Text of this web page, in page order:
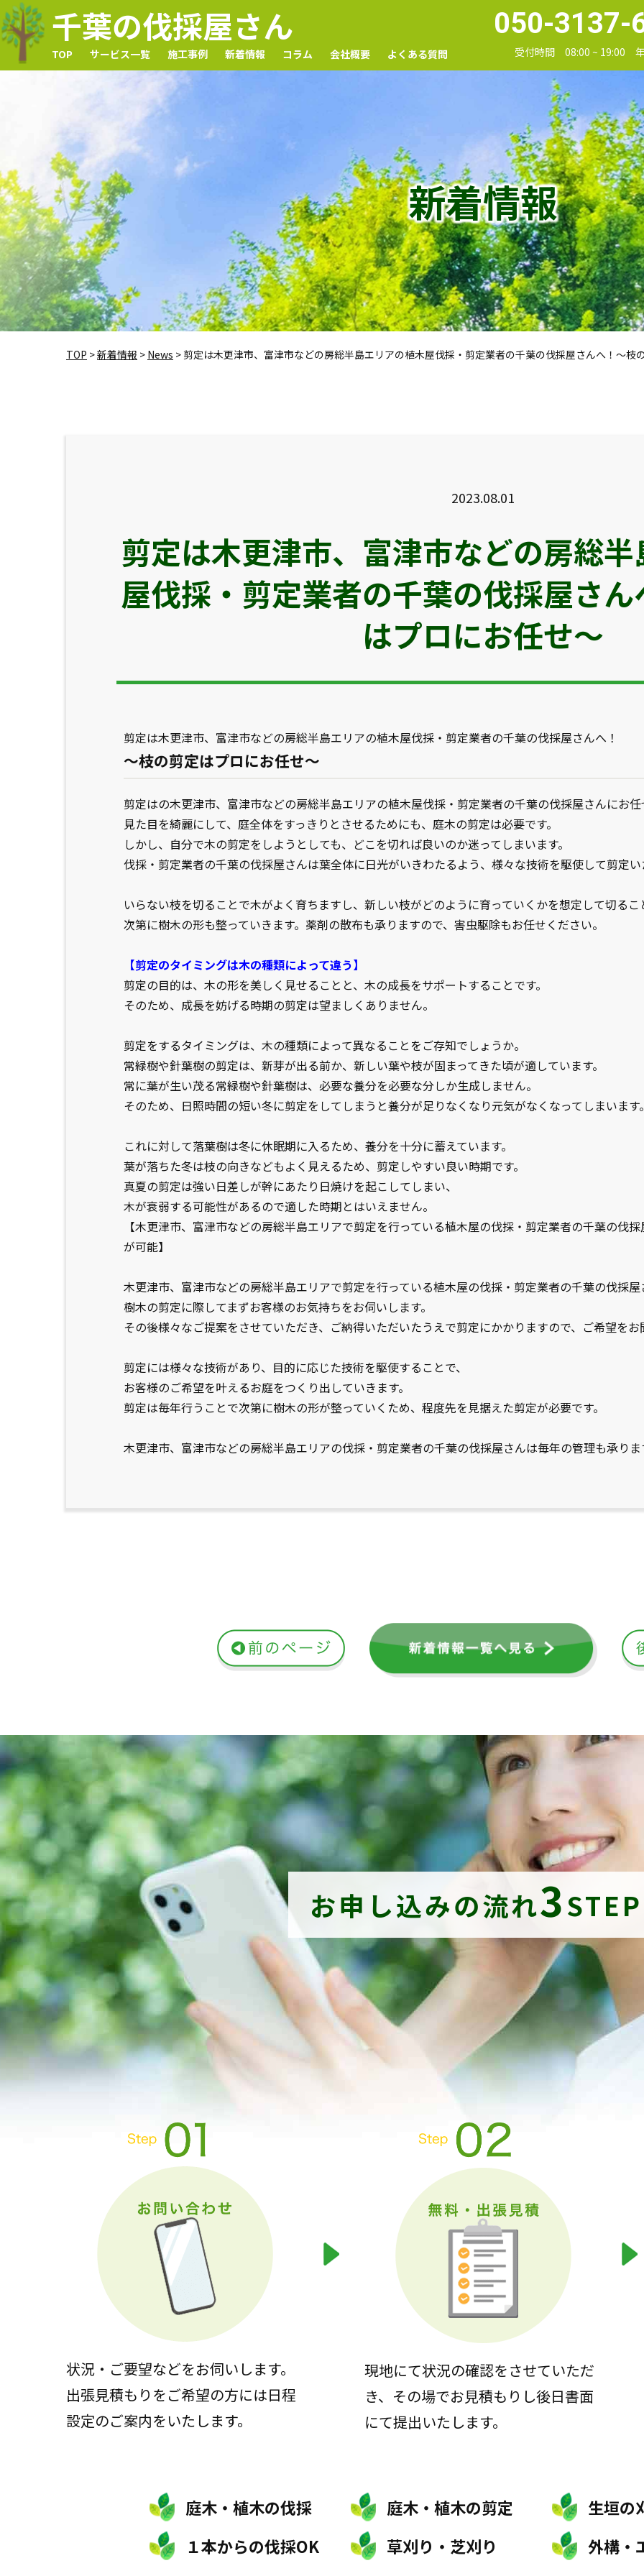
千葉の伐採屋さん
TOP サービス一覧 施工事例 新着情報 コラム 会社概要 よくある質問
050-3137-
受付時間 08:00 ~ 19:00
新着情報
TOP >新着情報 > News > 剪定は木更津市、富津市などの房総半島エリアの植木屋伐採・剪定業者の千葉の伐採屋さんへ！～枝
2023.08.01
剪定は木更津市、富津市などの房総
屋伐採・剪定業者の千葉の伐採屋さ
はプロにお任せ～
剪定は木更津市、富津市などの房総半島エリアの植木屋伐採・剪定業者の千葉の伐採屋さんへ！
～枝の剪定はプロにお任せ～
剪定はの木更津市、富津市などの房総半島エリアの植木屋伐採・剪定業者の千葉の伐採屋さんにお
見た目を綺麗にして、庭全体をすっきりとさせるためにも、庭木の剪定は必要です。
しかし、自分で木の剪定をしようとしても、どこを切れば良いのか迷ってしまいます。
伐採・剪定業者の千葉の伐採屋さんは葉全体に日光がいきわたるよう、様々な技術を駆使して剪定い
いらない枝を切ることで木がよく育ちますし、新しい枝がどのように育っていくかを想定して切るこ
次第に樹木の形も整っていきます。薬剤の散布も承りますので、害虫駆除もお任せください。
【剪定のタイミングは木の種類によって違う】
剪定の目的は、木の形を美しく見せることと、木の成長をサポートすることです。
そのため、成長を妨げる時期の剪定は望ましくありません。
剪定をするタイミングは、木の種類によって異なることをご存知でしょうか。
常緑樹や針葉樹の剪定は、新芽が出る前か、新しい葉や枝が固まってきた頃が適しています。
常に葉が生い茂る常緑樹や針葉樹は、必要な養分を必要な分しか生成しません。
そのため、日照時間の短い冬に剪定をしてしまうと養分が足りなくなり元気がなくなってしまいます
これに対して落葉樹は冬に休眠期に入るため、養分を十分に蓄えています。
葉が落ちた冬は枝の向きなどもよく見えるため、剪定しやすい良い時期です。
真夏の剪定は強い日差しが幹にあたり日焼けを起こしてしまい、
木が衰弱する可能性があるので適した時期とはいえません。
【木更津市、富津市などの房総半島エリアで剪定を行っている植木屋の伐採・剪定業者の千葉の伐
が可能】
木更津市、富津市などの房総半島エリアで剪定を行っている植木屋の伐採・剪定業者の千葉の伐採
樹木の剪定に際してまずお客様のお気持ちをお伺いします。
その後様々なご提案をさせていただき、ご納得いただいたうえで剪定にかかりますので、ご希望を
剪定には様々な技術があり、目的に応じた技術を駆使することで、
お客様のご希望を叶えるお庭をつくり出していきます。
剪定は毎年行うことで次第に樹木の形が整っていくため、程度先を見据えた剪定が必要です。
木更津市、富津市などの房総半島エリアの伐採・剪定業者の千葉の伐採屋さんは毎年の管理も承り
お申し込みの流れ3
状況・ご要望などをお伺いします。
出張見積もりをご希望の方には日程
設定のご案内をいたします。
現地にて状況の確認をさせていただ
き、その場でお見積もりし後日書面
にて提出いたします。
庭木・植木の伐採 庭木・植木の剪定
生垣の
１本からの伐採OK
草刈り・芝刈り 外構・